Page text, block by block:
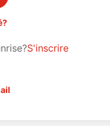
S'inscrire